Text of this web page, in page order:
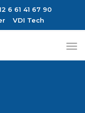
6 61 41 67 90
VDI Tech